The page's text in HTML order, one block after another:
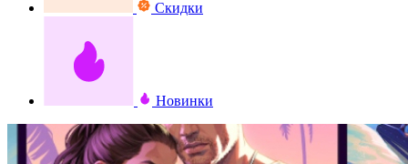
Скидки
Новинки